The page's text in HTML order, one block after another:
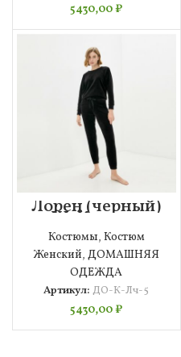
5430,00₽
Лорен (черный)
ХL Костюм
велюровый
Костюмы, Костюм
Женский,ДОМАШНЯЯ
ОДЕЖДА
Артикул:ДО-К-Лч-5
5430,00₽